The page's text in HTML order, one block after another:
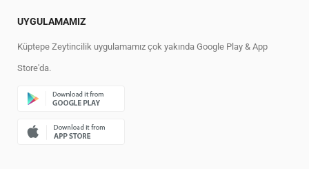
UYGULAMAMIZ
Küptepe Zeytincilik uygulamamız çok yakında Google Play & App
Store'da.